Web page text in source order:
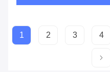
1 2 3 4